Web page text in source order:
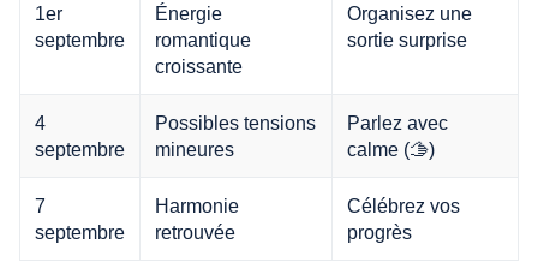
1er
septembre
Énergie
romantique
croissante
Organisez une
sortie surprise
4
septembre
Possibles tensions
mineures
Parlez avec
calme (🫱)
7
septembre
Harmonie
retrouvée
Célébrez vos
progrès